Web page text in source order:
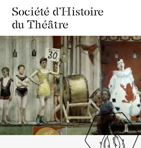
Société d'Histoire
du Théâtre